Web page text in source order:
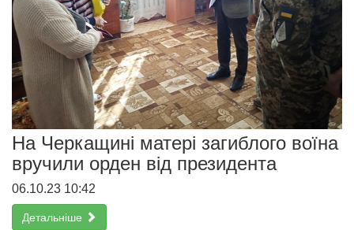
На Черкащині матері загиблого воїна
вручили орден від президента
06.10.23 10:42
Детальніше